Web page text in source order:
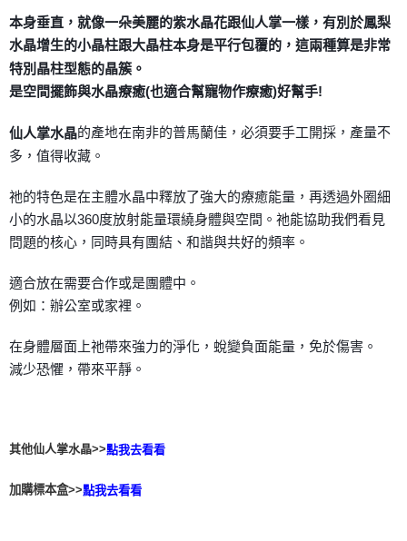
每筆NT$80，滿NT$3,000(含以上)免運費
郵局幫你送（離島）
每筆NT$80，滿NT$3,000(含以上)免運費
免運費
本身垂直，就像一朵美麗的紫水晶花跟仙人掌一樣，有別於鳳梨
水晶增生的小晶柱跟大晶柱本身是平行包覆的，這兩種算是非常
特別晶柱型態的晶簇。
是空間擺飾與水晶療癒(也適合幫寵物作療癒)好幫手!
仙人掌水晶的產地在南非的普馬蘭佳，必須要手工開採，產量不
多，值得收藏。
祂的特色是在主體水晶中釋放了強大的療癒能量，再透過外圈細
小的水晶以360度放射能量環繞身體與空間。祂能協助我們看見
問題的核心，同時具有團結、和諧與共好的頻率。
適合放在需要合作或是團體中。
例如：辦公室或家裡。
在身體層面上祂帶來強力的淨化，蛻變負面能量，免於傷害。
減少恐懼，帶來平靜。
其他仙人掌水晶>>點我去看看
加購標本盒>>點我去看看